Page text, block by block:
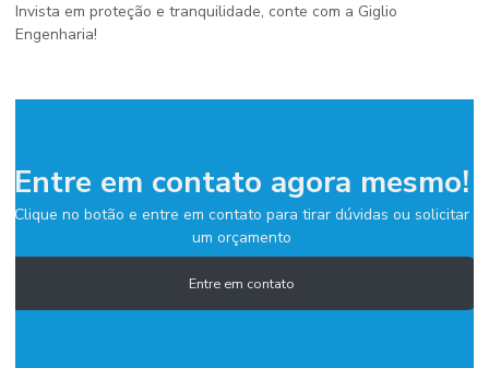
Invista em proteção e tranquilidade, conte com a Giglio
Engenharia!
Entre em contato agora mesmo!
Clique no botão e entre em contato para tirar dúvidas ou solicitar
um orçamento
Entre em contato